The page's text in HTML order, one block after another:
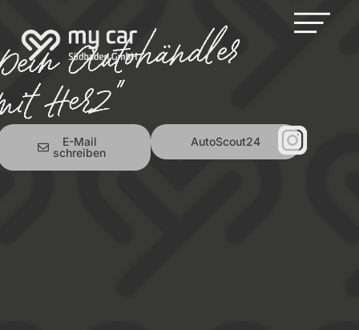
E-Mail
schreiben
AutoScout24